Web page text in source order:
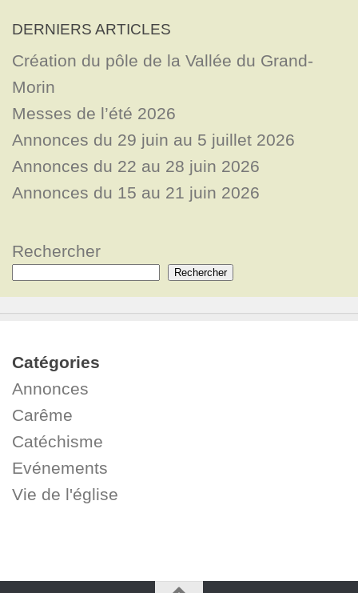
DERNIERS ARTICLES
Création du pôle de la Vallée du Grand-
Morin
Messes de l’été 2026
Annonces du 29 juin au 5 juillet 2026
Annonces du 22 au 28 juin 2026
Annonces du 15 au 21 juin 2026
Rechercher
Rechercher
Catégories
Annonces
Carême
Catéchisme
Evénements
Vie de l'église